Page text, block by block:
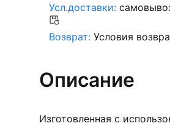
Усл.доставки:
Возврат: Условия
Описание
Изготовленная с